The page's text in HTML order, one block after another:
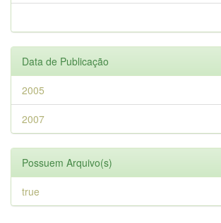
Data de Publicação
2005
2007
Possuem Arquivo(s)
true